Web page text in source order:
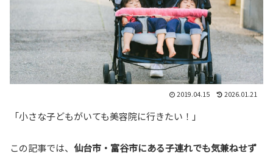
2019.04.15 2026.01.21
「小さな子どもがいても美容院に行きたい！」
この記事では、 仙台市・富谷市にある子連れでも気兼ねせず